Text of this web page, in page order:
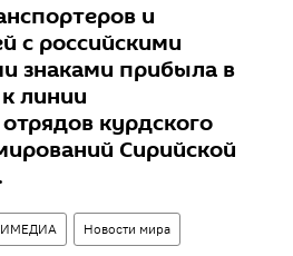
и
с российскими
знаками прибыла в
линии
курдского
Сирийской
Новости мира